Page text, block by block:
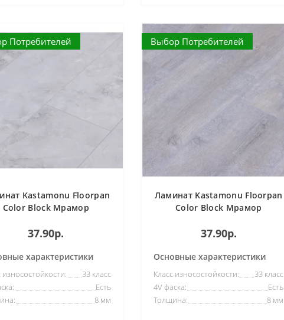
Потребителей
Kastamonu Floorpan
Color Block Мрамор
37.90р.
характеристики
износостойкости:
33 класс
Есть
8 мм
Выбор Потребителей
Ламинат Kastamonu Floorpan
Color Block Мрамор
37.90р.
Основные характеристики
Класс износостойкости:
33 класс
4V фаска:
Есть
Толщина:
8 мм